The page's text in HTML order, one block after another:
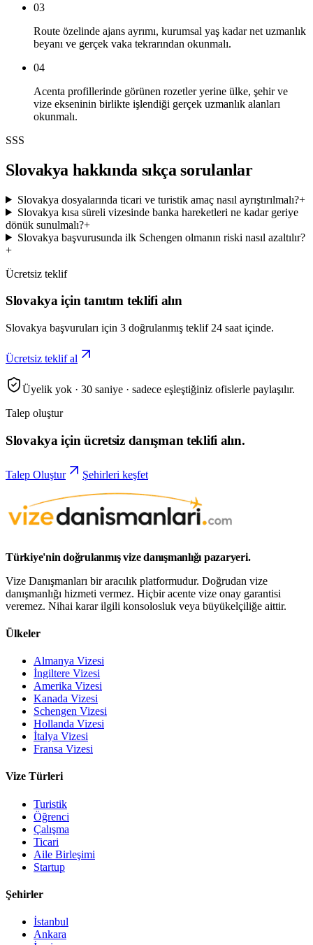
03
Route özelinde ajans ayrımı, kurumsal yaş kadar net uzmanlık
beyanı ve gerçek vaka tekrarından okunmalı.
04
Acenta profillerinde görünen rozetler yerine ülke, şehir ve
vize ekseninin birlikte işlendiği gerçek uzmanlık alanları
okunmalı.
SSS
Slovakya hakkında sıkça sorulanlar
Slovakya dosyalarında ticari ve turistik amaç nasıl ayrıştırılmalı?+
Slovakya kısa süreli vizesinde banka hareketleri ne kadar geriye
dönük sunulmalı?+
Slovakya başvurusunda ilk Schengen olmanın riski nasıl azaltılır?
+
Ücretsiz teklif
Slovakya için tanıtım teklifi alın
Slovakya başvuruları için 3 doğrulanmış teklif 24 saat içinde.
Ücretsiz teklif al
Üyelik yok · 30 saniye · sadece eşleştiğiniz ofislerle paylaşılır.
Talep oluştur
Slovakya için ücretsiz danışman teklifi alın.
Talep Oluştur Şehirleri keşfet
Türkiye'nin doğrulanmış vize danışmanlığı pazaryeri.
Vize Danışmanları bir aracılık platformudur. Doğrudan vize
danışmanlığı hizmeti vermez. Hiçbir acente vize onay garantisi
veremez. Nihai karar ilgili konsolosluk veya büyükelçiliğe aittir.
Ülkeler
Almanya Vizesi
İngiltere Vizesi
Amerika Vizesi
Kanada Vizesi
Schengen Vizesi
Hollanda Vizesi
İtalya Vizesi
Fransa Vizesi
Vize Türleri
Turistik
Öğrenci
Çalışma
Ticari
Aile Birleşimi
Startup
Şehirler
İstanbul
Ankara